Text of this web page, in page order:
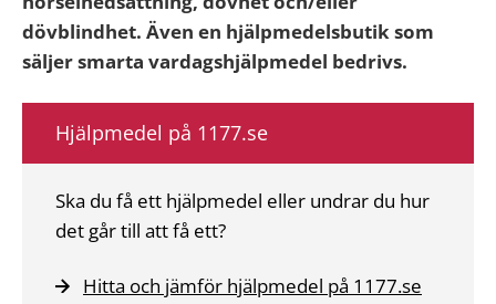
dövblindhet. Även en hjälpmedelsbutik som
säljer smarta vardagshjälpmedel bedrivs.
Hjälpmedel på 1177.se
Ska du få ett hjälpmedel eller undrar du hur
det går till att få ett?
Hitta och jämför hjälpmedel på 1177.se